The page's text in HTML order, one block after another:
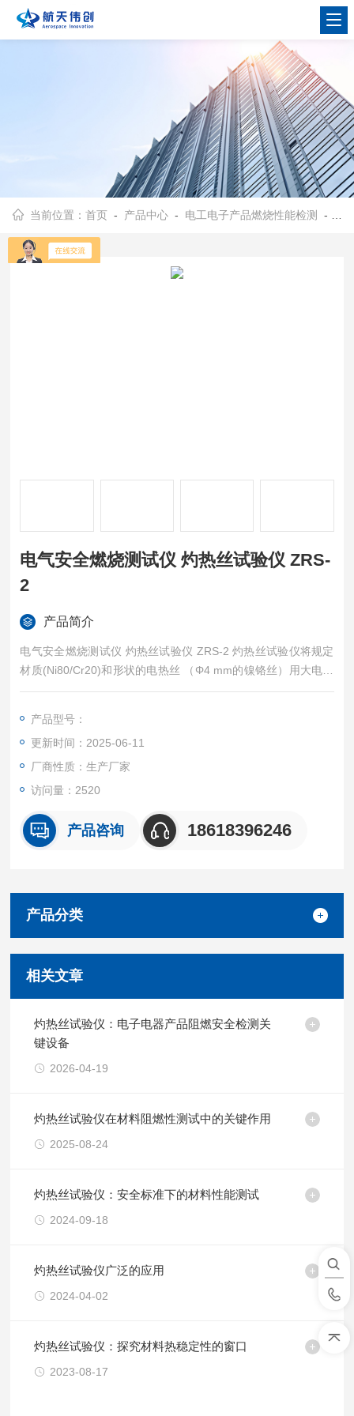
当前位置：首页 - 产品中心 - 电工电子产品燃烧性能检测 -
电气安全燃烧测试仪 灼热丝试验仪 ZRS-
2
产品简介
电气安全燃烧测试仪 灼热丝试验仪 ZRS-2 灼热丝试验仪将规定
材质(Ni80/Cr20)和形状的电热丝 （Φ4 mm的镍铬丝）用大电流
加热至试验温度 ( 550 ℃ ～ 960 ℃ 1min后，以规定压力 (0.95
间来测定电工电子设备成品的着火危险性。
产品型号：
更新时间：2025-06-11
厂商性质：生产厂家
访问量：2520
产品咨询 18618396246
产品分类
相关文章
灼热丝试验仪：电子电器产品阻燃安全检测关
键设备
2026-04-19
灼热丝试验仪在材料阻燃性测试中的关键作用
2025-08-24
灼热丝试验仪：安全标准下的材料性能测试
2024-09-18
灼热丝试验仪广泛的应用
2024-04-02
灼热丝试验仪：探究材料热稳定性的窗口
2023-08-17